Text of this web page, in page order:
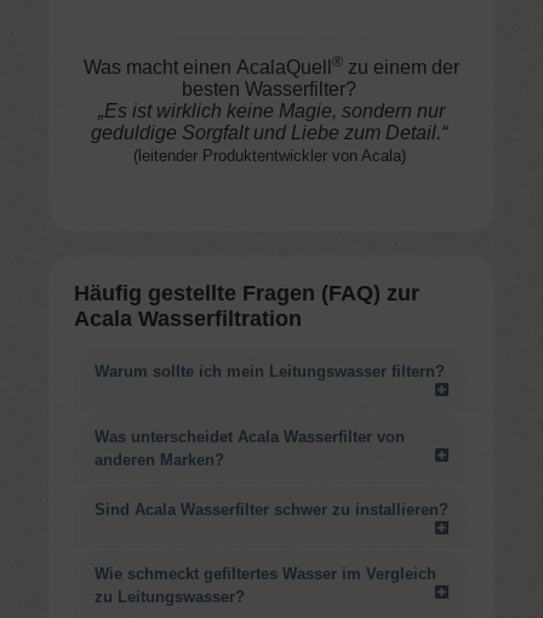
Was macht einen AcalaQuell ® zu einem der
besten Wasserfilter?
„Es ist wirklich keine Magie, sondern nur
geduldige Sorgfalt und Liebe zum Detail.“
(leitender Produktentwickler von Acala)
Häufig gestellte Fragen (FAQ) zur
Acala Wasserfiltration
Warum sollte ich mein Leitungswasser filtern?
Was unterscheidet Acala Wasserfilter von
anderen Marken?
Sind Acala Wasserfilter schwer zu installieren?
Wie schmeckt gefiltertes Wasser im Vergleich
zu Leitungswasser?